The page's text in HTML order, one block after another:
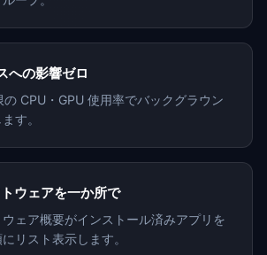
への影響ゼロ
CPU・GPU 使用率でバックグラウン
す。
ウェアを一か所で
ェア概要がインストール済みアプリを
リスト表示します。